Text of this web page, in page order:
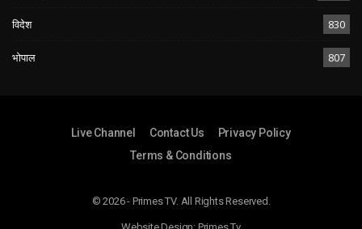
विदेश 830
भोपाल 807
Live Channel Contact Us
Privacy Policy
Terms & Conditions
© 2026 - Primes TV. All Rights Reserved.